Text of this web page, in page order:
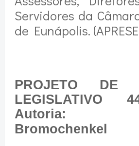
Servidores da
de Eunápolis.
PROJETO
LEGISLATIVO
Autoria:
Bromochenkel